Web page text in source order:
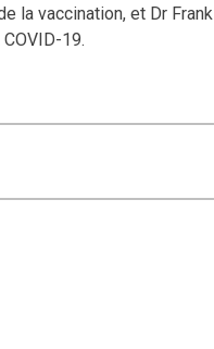
la vaccination, et Dr Frank
19.